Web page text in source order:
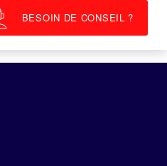
BESOIN DE CONSEIL ?